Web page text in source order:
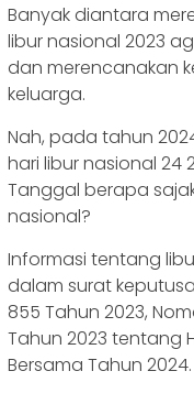
Banyak diantara
libur nasional 2023
dan merencanakan
keluarga.
Nah, pada tahun
hari libur nasional 24
Tanggal berapa
nasional?
Informasi tentang
dalam surat
855 Tahun 2023,
Tahun 2023 tentang
Bersama Tahun 2024.